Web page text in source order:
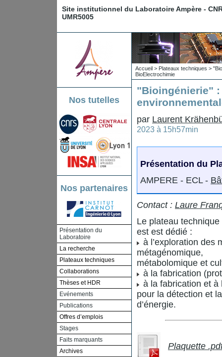
Site institutionnel du Laboratoire Ampère -
UMR5005
Nos tutelles
Nos partenaires
Présentation du
Laboratoire
La recherche
Plateaux techniques
Collaborations
Thèses et HDR
Evénements
Publications
Offres d’emplois
Stages
Faits marquants
Archives
Accueil > Plateaux techniques >
BioElectrochimie
"Bioingénierie"
par Laurent
2023 à 15h57min
Présentation du
AMPERE - ECL -
Contact : Laure
Le plateau
est est dédié :
à l’exploration des
métagénomique,
métabolomique et
à la fabrication
à la fabrication et à
pour la détection et
d’énergie.
Plaquette